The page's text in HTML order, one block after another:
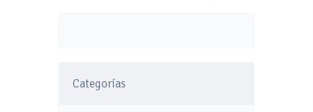
Categorías